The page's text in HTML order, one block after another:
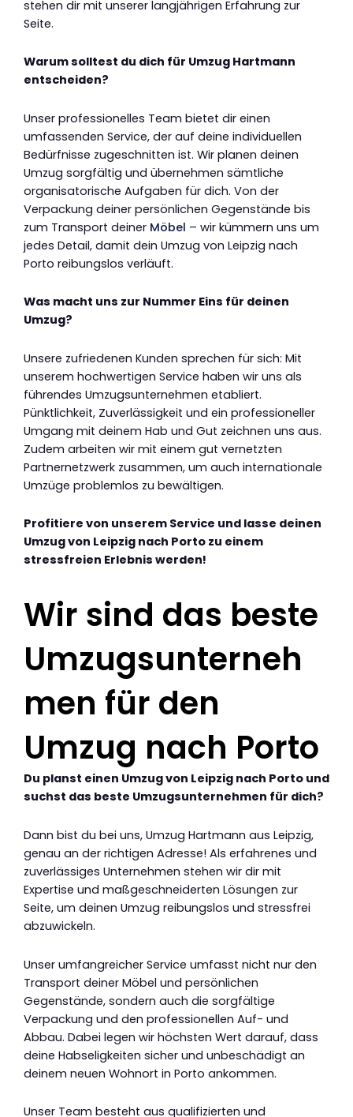
stehen dir mit unserer langjährigen Erfahrung zur
Seite.
Warum solltest du dich für Umzug Hartmann
entscheiden?
Unser professionelles Team bietet dir einen
umfassenden Service, der auf deine individuellen
Bedürfnisse zugeschnitten ist. Wir planen deinen
Umzug sorgfältig und übernehmen sämtliche
organisatorische Aufgaben für dich. Von der
Verpackung deiner persönlichen Gegenstände bis
zum Transport deiner Möbel – wir kümmern uns um
jedes Detail, damit dein Umzug von Leipzig nach
Porto reibungslos verläuft.
Was macht uns zur Nummer Eins für deinen
Umzug?
Unsere zufriedenen Kunden sprechen für sich: Mit
unserem hochwertigen Service haben wir uns als
führendes Umzugsunternehmen etabliert.
Pünktlichkeit, Zuverlässigkeit und ein professioneller
Umgang mit deinem Hab und Gut zeichnen uns aus.
Zudem arbeiten wir mit einem gut vernetzten
Partnernetzwerk zusammen, um auch internationale
Umzüge problemlos zu bewältigen.
Profitiere von unserem Service und lasse deinen
Umzug von Leipzig nach Porto zu einem
stressfreien Erlebnis werden!
Wir sind das beste
Umzugsunterneh
men für den
Umzug nach Porto
Du planst einen Umzug von Leipzig nach Porto und
suchst das beste Umzugsunternehmen für dich?
Dann bist du bei uns, Umzug Hartmann aus Leipzig,
genau an der richtigen Adresse! Als erfahrenes und
zuverlässiges Unternehmen stehen wir dir mit
Expertise und maßgeschneiderten Lösungen zur
Seite, um deinen Umzug reibungslos und stressfrei
abzuwickeln.
Unser umfangreicher Service umfasst nicht nur den
Transport deiner Möbel und persönlichen
Gegenstände, sondern auch die sorgfältige
Verpackung und den professionellen Auf- und
Abbau. Dabei legen wir höchsten Wert darauf, dass
deine Habseligkeiten sicher und unbeschädigt an
deinem neuen Wohnort in Porto ankommen.
Unser Team besteht aus qualifizierten und